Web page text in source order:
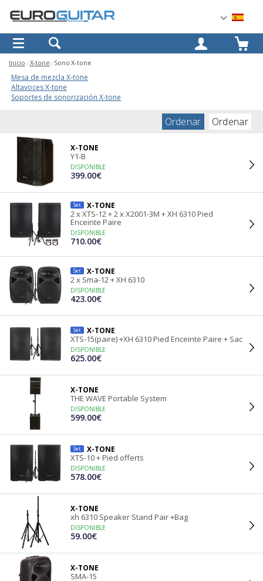
OK
Inicio X-tone Sono X-tone
Mesa de mezcla X-tone
Altavoces X-tone
Soportes de sonorización X-tone
Ordenar Ordenar
X-TONE
Y1-B
DISPONIBLE
399.00€
Set X-TONE
2 x XTS-12 + 2 x X2001-3M + XH 6310 Pied
Enceinte Paire
DISPONIBLE
710.00€
Set X-TONE
2 x Sma-12 + XH 6310
DISPONIBLE
423.00€
Set X-TONE
XTS-15(paire) +XH 6310 Pied Enceinte Paire + Sac
DISPONIBLE
625.00€
X-TONE
THE WAVE Portable System
DISPONIBLE
599.00€
Set X-TONE
XTS-10 + Pied offerts
DISPONIBLE
578.00€
X-TONE
xh 6310 Speaker Stand Pair +Bag
DISPONIBLE
59.00€
X-TONE
SMA-15